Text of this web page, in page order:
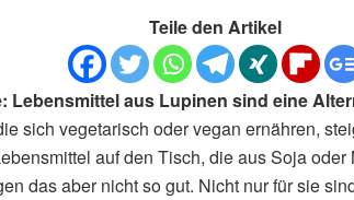
Teile den Artikel
Lebensmittel aus Lupinen sind eine
sich vegetarisch oder vegan ernähren,
auf den Tisch, die aus Soja
das aber nicht so gut. Nicht nur für sie